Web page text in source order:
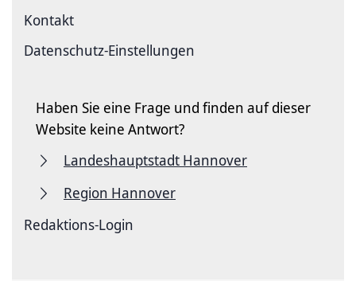
Kontakt
Datenschutz-Einstellungen
Haben Sie eine Frage und finden auf dieser
Website keine Antwort?
Landeshauptstadt Hannover
Region Hannover
Redaktions-Login